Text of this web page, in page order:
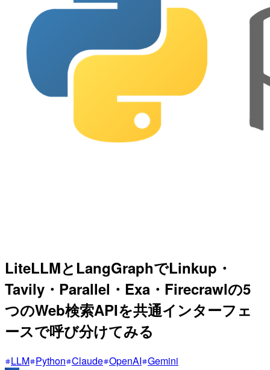
LiteLLMとLangGraphでLinkup・
Tavily・Parallel・Exa・Firecrawlの5
つのWeb検索APIを共通インターフェ
ースで呼び分けてみる
LLM Python Claude OpenAI Gemini